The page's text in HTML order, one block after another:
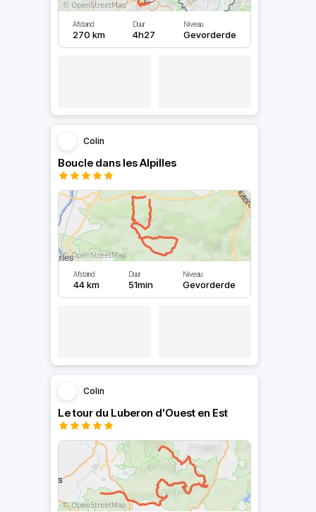
Afstand
270 km
Duur
4h27
Niveau
Gevorderde
Colin
Boucle dans les Alpilles
Afstand
44 km
Duur
51min
Niveau
Gevorderde
Colin
Le tour du Luberon d'Ouest en Est